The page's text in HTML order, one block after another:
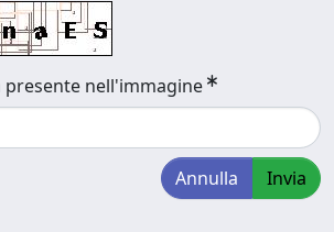
nell'immagine
Annulla Invia